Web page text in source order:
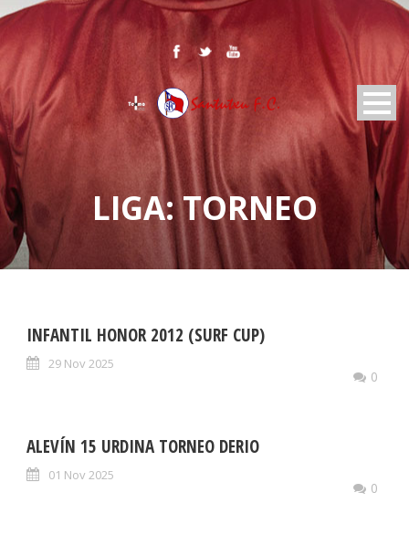
LIGA:TORNEO
INFANTIL HONOR 2012 (SURF CUP)
29 Nov 2025
0
ALEVÍN 15 URDINA TORNEO DERIO
01 Nov 2025
0